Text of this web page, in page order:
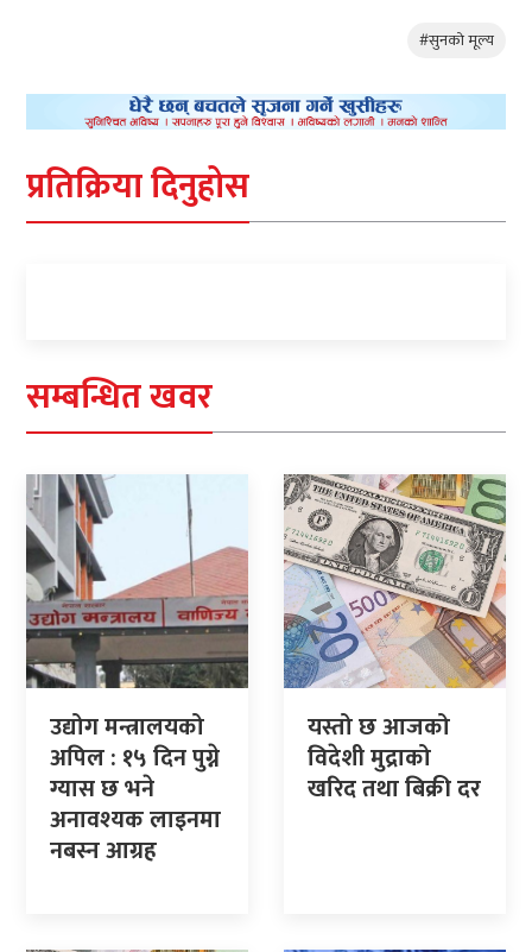
#सुनकाे मूल्य
प्रतिक्रिया दिनुहोस
सम्बन्धित खवर
उद्योग मन्त्रालयको
अपिल : १५ दिन पुग्ने
ग्यास छ भने
अनावश्यक लाइनमा
नबस्न आग्रह
यस्तो छ आजको
विदेशी मुद्राको
खरिद तथा बिक्री दर